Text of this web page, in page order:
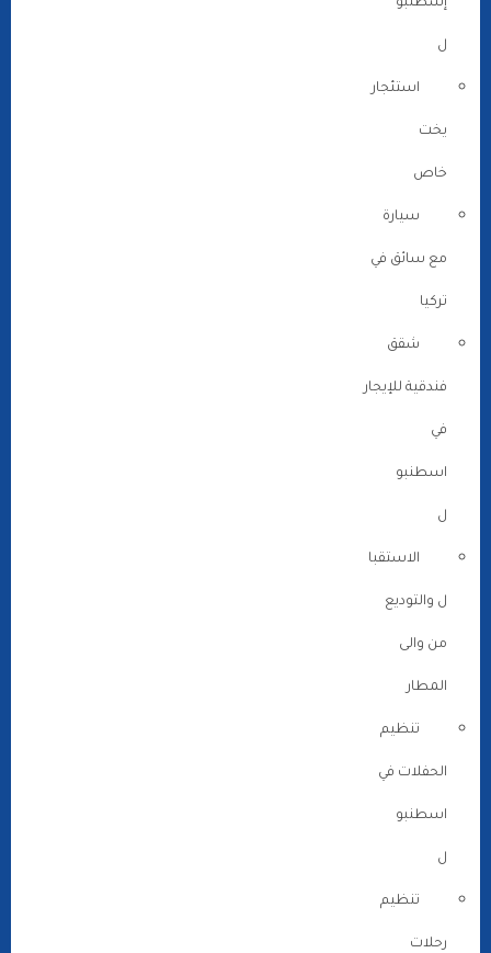
إسطنبو
ل
استئجار
يخت
خاص
سيارة
مع سائق في
تركيا
شقق
فندقية للإيجار
في
اسطنبو
ل
الاستقبا
ل والتوديع
من والى
المطار
تنظيم
الحفلات في
اسطنبو
ل
تنظيم
رحلات